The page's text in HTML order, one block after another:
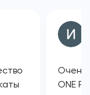
Очень
ONE